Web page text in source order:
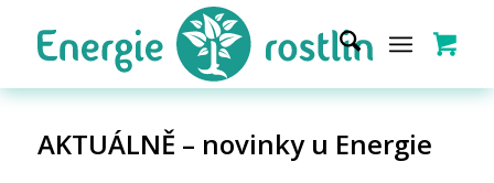
AKTUÁLNĚ – novinky u Energie